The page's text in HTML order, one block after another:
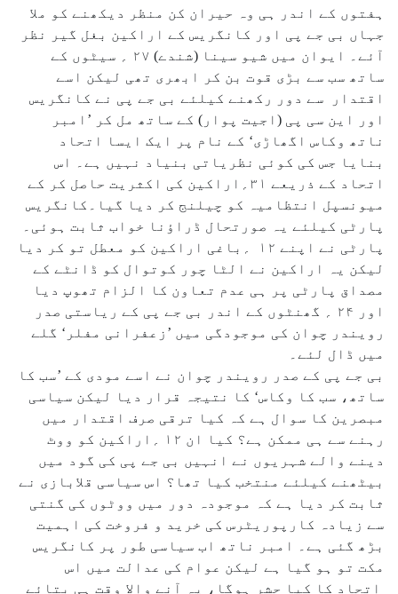
ہفتوں کے اندر ہی وہ حیران کن منظر دیکھنے کو ملا
جہاں بی جے پی اور کانگریس کے اراکین بغل گیر نظر
آئے۔ ایوان میں شیو سینا (شندے) ۲۷ ؍ سیٹوں کے
ساتھ سب سے بڑی قوت بن کر ابھری تھی لیکن اسے
اقتدار سے دور رکھنے کیلئے بی جے پی نے کانگریس
اور این سی پی (اجیت پوار) کے ساتھ مل کر ’امبر
ناتھ وکاس اگھاڑی‘ کے نام پر ایک ایسا اتحاد
بنایا جس کی کوئی نظریاتی بنیاد نہیں ہے۔ اس
اتحاد کے ذریعے ۳۱؍اراکین کی اکثریت حاصل کر کے
میونسپل انتظامیہ کو چیلنج کر دیا گیا۔کانگریس
پارٹی کیلئے یہ صورتحال ڈراؤنا خواب ثابت ہوئی۔
پارٹی نے اپنے ۱۲ ؍باغی اراکین کو معطل تو کر دیا
لیکن یہ اراکین نے الٹا چور کوتوال کو ڈانٹے کے
مصداق پارٹی پر ہی عدم تعاون کا الزام تھوپ دیا
اور ۲۴ ؍ گھنٹوں کے اندر بی جے پی کے ریاستی صدر
رویندر چوان کی موجودگی میں ’زعفرانی مفلر‘ گلے
میں ڈال لئے۔
بی جے پی کے صدر رویندر چوان نے اسے مودی کے ’سب کا
ساتھ، سب کا وکاس‘ کا نتیجہ قرار دیا لیکن سیاسی
مبصرین کا سوال ہے کہ کیا ترقی صرف اقتدار میں
رہنے سے ہی ممکن ہے؟ کیا ان ۱۲ ؍اراکین کو ووٹ
دینے والے شہریوں نے انہیں بی جے پی کی گود میں
بیٹھنے کیلئے منتخب کیا تھا؟ اس سیاسی قلابازی نے
ثابت کر دیا ہے کہ موجودہ دور میں ووٹوں کی گنتی
سے زیادہ کارپوریٹرس کی خرید و فروخت کی اہمیت
بڑھ گئی ہے۔ امبر ناتھ اب سیاسی طور پر کانگریس
مکت تو ہو گیا ہے لیکن عوام کی عدالت میں اس
اتحاد کا کیا حشر ہوگا، یہ آنے والا وقت ہی بتائے